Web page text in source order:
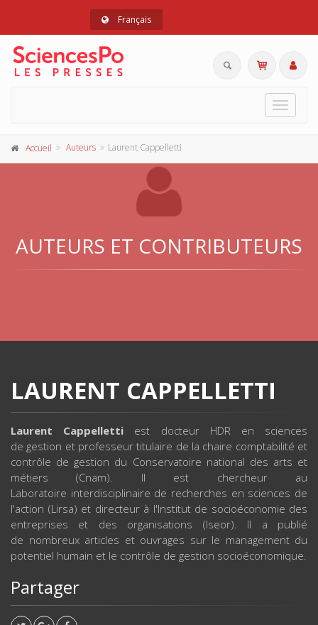
Français
Toggle
Accueil Auteurs Laurent Cappelletti
AUTEURS ET CONTRIBUTEURS
LAURENT CAPPELLETTI
Laurent Cappelletti est docteur HDR en sciences
de gestion et professeur titulaire de la chaire comptabilité et
contrôle de gestion du Conservatoire national des arts et
métiers (Cnam). Il est chercheur au
Laboratoire interdisciplinaire de recherches en sciences de
l'action (Lirsa) et directeur à l'Institut de socioéconomie des
entreprises et des organisations (Iseor). Il a publié
de nombreux articles et ouvrages sur le management du
potentiel humain et le contrôle de gestion socioéconomique.
Partager